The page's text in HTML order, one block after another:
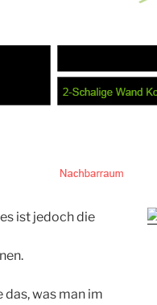
ist jedoch die
was man im